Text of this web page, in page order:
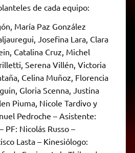
de cada equipo:
María Paz González
Josefina Lara, Clara
Catalina Cruz, Michel
Serena Villén, Victoria
Celina Muñoz, Florencia
Gloria Scenna, Justina
Piuma, Nicole Tardivo y
Pedroche – Asistente:
PF: Nicolás Russo –
Lasta – Kinesiólogo: